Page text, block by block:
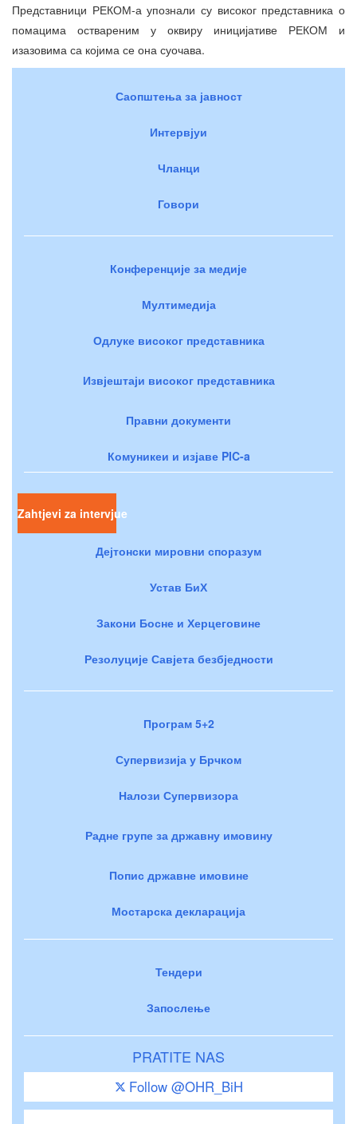
Представници РЕКОМ-а упознали су високог представника о
помацима оствареним у оквиру иницијативе РЕКОМ и
изазовима са којима се она суочава.
Саопштења за јавност
Интервјуи
Чланци
Говори
Конференције за медије
Мултимедија
Одлуке високог представника
Извјештаји високог представника
Правни документи
Комуникеи и изјаве PIC-a
Zahtjevi za intervjue
Дејтонски мировни споразум
Устав БиХ
Закони Босне и Херцеговине
Резолуције Савјета безбједности
Програм 5+2
Супервизија у Брчком
Налози Супервизора
Радне групе за државну имовину
Попис државне имовине
Мостарска декларација
Тендери
Запослење
PRATITE NAS
Follow @OHR_BiH